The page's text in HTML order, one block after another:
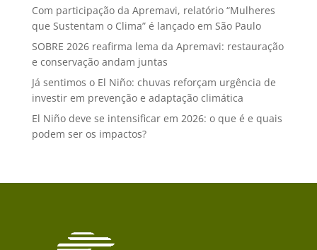
Com participação da Apremavi, relatório “Mulheres
que Sustentam o Clima” é lançado em São Paulo
SOBRE 2026 reafirma lema da Apremavi: restauração
e conservação andam juntas
Já sentimos o El Niño: chuvas reforçam urgência de
investir em prevenção e adaptação climática
El Niño deve se intensificar em 2026: o que é e quais
podem ser os impactos?